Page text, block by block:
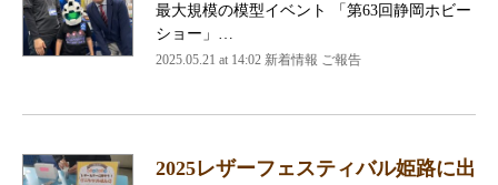
最大規模の模型イベント 「第63回静岡ホビー
ショー」…
2025.05.21 at 14:02 新着情報 ご報告
2025レザーフェスティバル姫路に出